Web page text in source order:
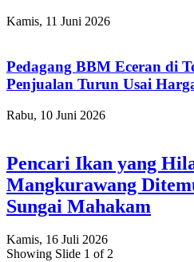
Kamis, 11 Juni 2026
Pedagang BBM Eceran di
Penjualan Turun Usai
Rabu, 10 Juni 2026
Pencari Ikan yang
Mangkurawang
Sungai Mahakam
Kamis, 16 Juli 2026
Showing Slide 1 of 2